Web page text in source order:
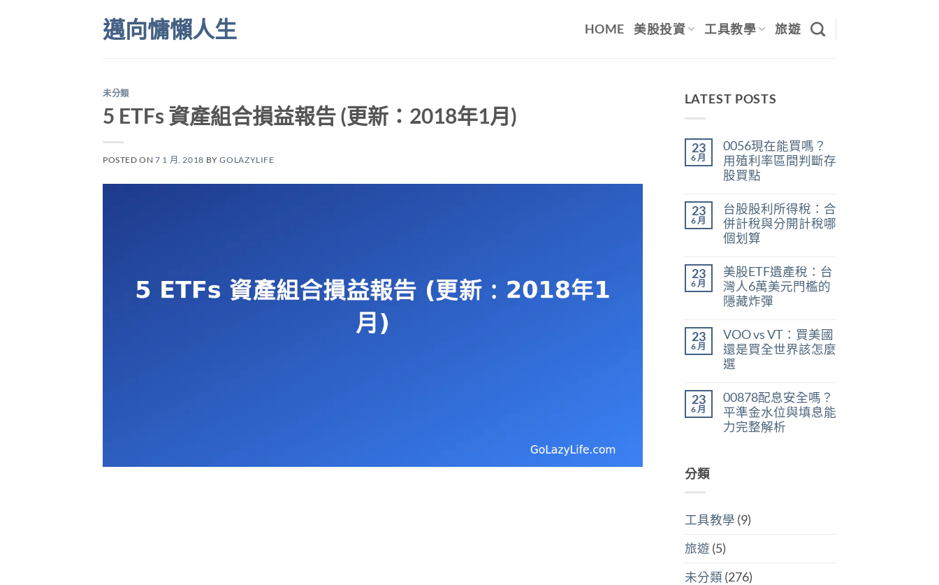
邁向慵懶人生 HOME 美股投資 工具教學 旅遊
未分類
5 ETFs 資產組合損益報告 (更新：2018年1月)
POSTED ON7 1 月, 2018 BYGOLAZYLIFE
LATEST POSTS
23
6 月
0056現在能買嗎？
用殖利率區間判斷存
股買點
現
在
能
買
殖
利
率
區
間
存
股
買
點〉
無
留
言
23
6 月
台股股利所得稅：合
併計稅與分開計稅哪
個划算
股
股
利
所
合
併
計
稅
與
計
稅
哪
個
無
留
言
23
6 月
美股ETF遺產稅：台
灣人6萬美元門檻的
隱藏炸彈
股
ETF
遺
產
灣
人
6
萬
美
彈〉
中
留
言
23
6 月
VOO vs VT：買美國
還是買全世界該怎麼
選
vs
VT：
買
美
怎
麼
中
留
言
23
6 月
00878配息安全嗎？
平準金水位與填息能
力完整解析
準
位
息
分類
工具教學 (9)
旅遊 (5)
未分類 (276)